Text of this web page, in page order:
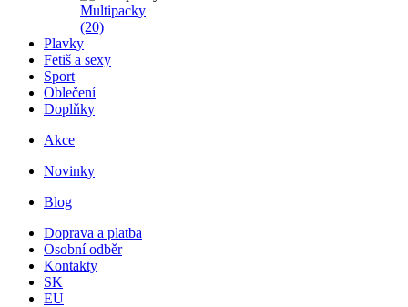
Multipacky
(20)
Plavky
Fetiš a sexy
Sport
Oblečení
Doplňky
Akce
Novinky
Blog
Doprava a platba
Osobní odběr
Kontakty
SK
EU